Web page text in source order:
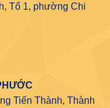
Tổ 1, phường Chi
Tiến Thành, Thành